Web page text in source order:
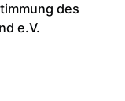
des
e.V.